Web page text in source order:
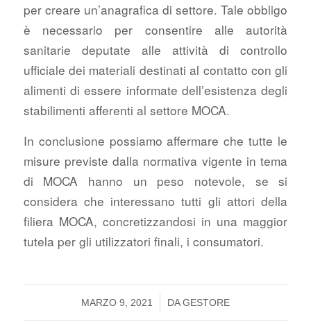
per creare un’anagrafica di settore. Tale obbligo
è necessario per consentire alle autorità
sanitarie deputate alle attività di controllo
ufficiale dei materiali destinati al contatto con gli
alimenti di essere informate dell’esistenza degli
stabilimenti afferenti al settore MOCA.
In conclusione possiamo affermare che tutte le
misure previste dalla normativa vigente in tema
di MOCA hanno un peso notevole, se si
considera che interessano tutti gli attori della
filiera MOCA, concretizzandosi in una maggior
tutela per gli utilizzatori finali, i consumatori.
MARZO 9, 2021
/ DAGESTORE